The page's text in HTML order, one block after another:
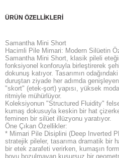
ÜRÜN ÖZELLIKLERI
Samantha Mini Short
Hacimli Pile Mimari: Modern Silüetin
Samantha Mini Short, klasik pileli
fonksiyonel konforuyla birleştirerek
dokunuş katıyor. Tasarımın
duruştan ziyade her adımda
"skort" (etek-şort) yapısı, yüksek
ritmiyle mühürlüyor.
Koleksiyonun "Structured Fluidity"
kumaş dokusuyla keskin bir hat
feminen bir silüet illüzyonu yaratıyor.
Öne Çıkan Özellikler:
* Mimari Pile Disiplini (Deep Inverted
stratejik pileler, tasarıma dramatik bir
bir etek zarafeti verirken, kumaşın
boyu bozulmayan kusursuz bir